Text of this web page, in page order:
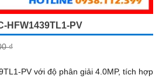
HFW1439TL1-PV
₫
PV với độ phân giải 4.0MP, tích hợp